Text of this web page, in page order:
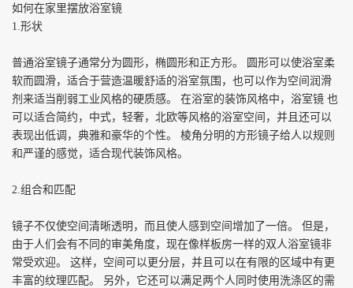
如何在家里摆放浴室镜
1.形状
普通浴室镜子通常分为圆形，椭圆形和正方形。
圆形可以使浴室柔
软而圆滑，适合于营造温暖舒适的浴室氛围，也可以作为空间润滑
剂来适当削弱工业风格的硬质感。
在浴室的装饰风格中，浴室镜 也
可以适合简约，中式，轻奢，北欧等风格的浴室空间，并且还可以
表现出低调，典雅和豪华的个性。
棱角分明的方形镜子给人以规则
和严谨的感觉，适合现代装饰风格。
2.组合和匹配
镜子不仅使空间清晰透明，而且使人感到空间增加了一倍。
但是，
由于人们会有不同的审美角度，现在像样板房一样的双人浴室镜非
常受欢迎。
这样，空间可以更分层，并且可以在有限的区域中有更
丰富的纹理匹配。
另外，它还可以满足两个人同时使用洗涤区的需